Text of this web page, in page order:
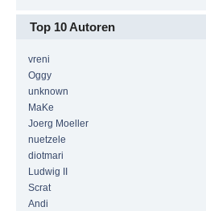
Top 10 Autoren
vreni
Oggy
unknown
MaKe
Joerg Moeller
nuetzele
diotmari
Ludwig II
Scrat
Andi